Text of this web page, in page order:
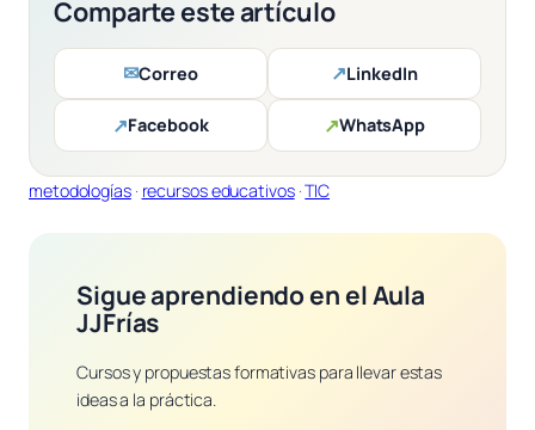
Comparte este artículo
✉Correo ↗LinkedIn
↗Facebook ↗WhatsApp
metodologías · recursos educativos · TIC
Sigue aprendiendo en el Aula
JJFrías
Cursos y propuestas formativas para llevar estas
ideas a la práctica.